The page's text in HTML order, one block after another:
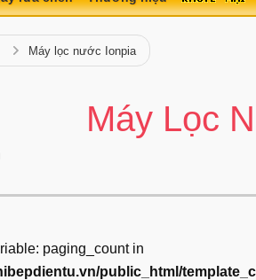
Máy lọc nước Ionpia
Máy Lọc
paging_count in
public_html/